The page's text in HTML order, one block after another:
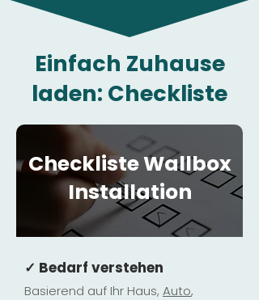
Einfach Zuhause
laden: Checkliste
Checkliste Wallbox
Installation
✓ Bedarf verstehen
Basierend auf Ihr Haus, Auto,